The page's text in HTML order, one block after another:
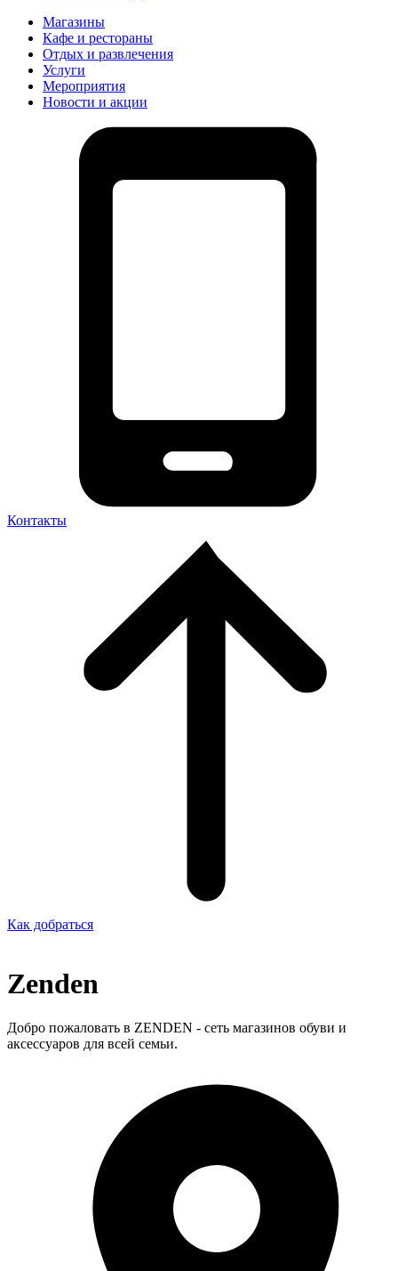
Магазины
Кафе и рестораны
Отдых и развлечения
Услуги
Мероприятия
Новости и акции
Контакты
Как добраться
Zenden
Добро пожаловать в ZENDEN - сеть магазинов обуви и
аксессуаров для всей семьи.